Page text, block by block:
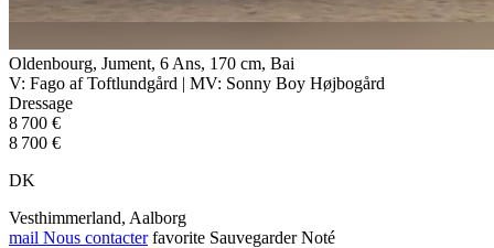
Oldenbourg, Jument, 6 Ans, 170 cm, Bai
V: Fago af Toftlundgård | MV: Sonny Boy Højbogård
Dressage
8 700 €
8 700 €
DK
Vesthimmerland, Aalborg
mail Nous contacter favorite Sauvegarder Noté